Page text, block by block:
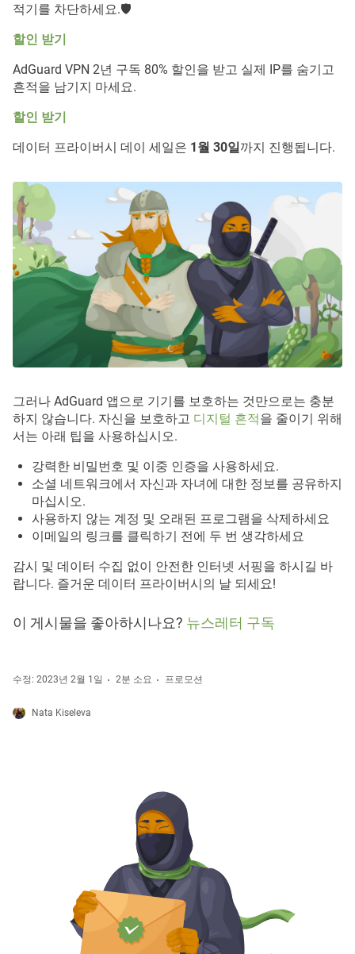
적기를 차단하세요.🛡️
할인 받기
AdGuard VPN 2년 구독 80% 할인을 받고 실제 IP를 숨기고
흔적을 남기지 마세요.
할인 받기
데이터 프라이버시 데이 세일은 1월 30일까지 진행됩니다.
그러나 AdGuard 앱으로 기기를 보호하는 것만으로는 충분
하지 않습니다. 자신을 보호하고 디지털 흔적을 줄이기 위해
서는 아래 팁을 사용하십시오.
강력한 비밀번호 및 이중 인증을 사용하세요.
소셜 네트워크에서 자신과 자녀에 대한 정보를 공유하지
마십시오.
사용하지 않는 계정 및 오래된 프로그램을 삭제하세요
이메일의 링크를 클릭하기 전에 두 번 생각하세요
감시 및 데이터 수집 없이 안전한 인터넷 서핑을 하시길 바
랍니다. 즐거운 데이터 프라이버시의 날 되세요!
이 게시물을 좋아하시나요? 뉴스레터 구독
수정: 2023년 2월 1일 2분 소요 프로모션
Nata Kiseleva